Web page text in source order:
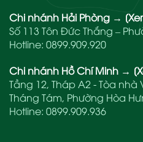
Chi nhánh Hải Phòng →
Số 113 Tôn Đức Thắng –
Hotline: 0899.909.920
Chi nhánh Hồ Chí Minh →
Tầng 12, Tháp A2 - Tòa
Tháng Tám, Phường Hòa
Hotline: 0899.909.936